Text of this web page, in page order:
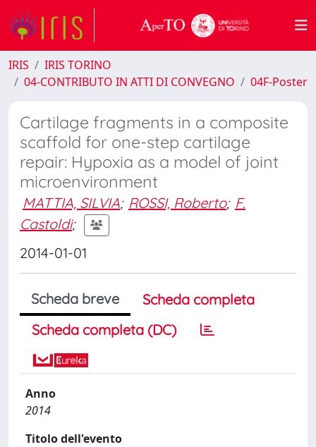
IRIS
IRIS TORINO
04-CONTRIBUTO IN ATTI DI CONVEGNO
04F-Poster
Cartilage fragments in a composite
scaffold for one-step cartilage
repair: Hypoxia as a model of joint
microenvironment
MATTIA, SILVIA; ROSSI, Roberto; F.
Castoldi;
2014-01-01
Scheda breve
Scheda completa
Scheda completa (DC)
Anno
2014
Titolo dell'evento